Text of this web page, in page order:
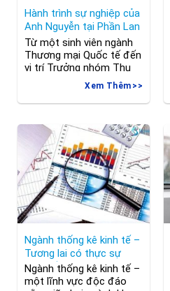
Hành trình sự nghiệp của
Anh Nguyễn tại Phần Lan
Từ một sinh viên ngành
Thương mại Quốc tế đến
vị trí Trưởng nhóm Thu
mua Dự án chỉ trong
chưa đầy một năm –
hành trình của Anh
chứng rõ ràng cho sự
phát triển nhanh chóng,
môi trường làm việc hỗ
trợ và công việc đầy ý
nghĩa.
Xem Thêm
Ngành thống kê kinh tế –
Tương lai có thực sự
“màu hồng”?
Ngành thống kê kinh tế –
một lĩnh vực độc đáo